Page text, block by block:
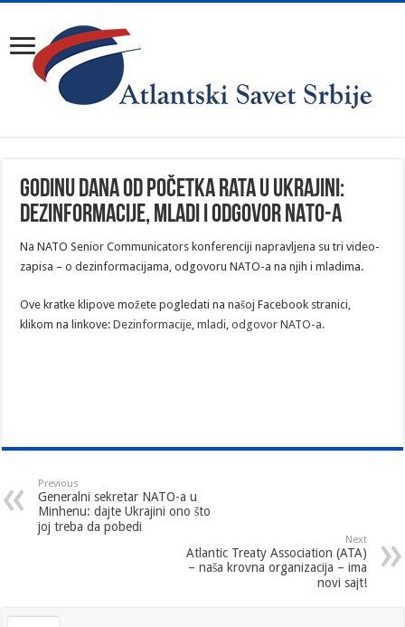
Godinu dana od početka rata u Ukrajini:
Dezinformacije, mladi i odgovor NATO-a
Na NATO Senior Communicators konferenciji napravljena su tri video-
zapisa – o dezinformacijama, odgovoru NATO-a na njih i mladima.
Ove kratke klipove možete pogledati na našoj Facebook stranici,
klikom na linkove:Dezinformacije,mladi,odgovor NATO-a.
Previous
Generalni sekretar NATO-a u
Minhenu: dajte Ukrajini ono što
joj treba da pobedi
Next
Atlantic Treaty Association (ATA)
– naša krovna organizacija – ima
novi sajt!